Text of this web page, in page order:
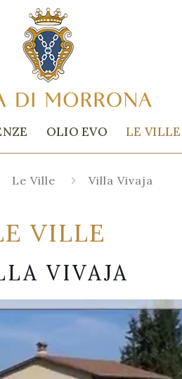
OLIO EVO LE VILLE
Le Ville Villa Vivaja
VILLE
VIVAJA